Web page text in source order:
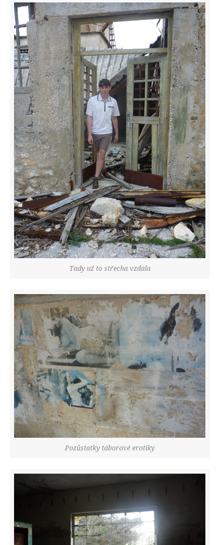
Tady už to střecha vzdala
Pozůstatky táborové erotiky